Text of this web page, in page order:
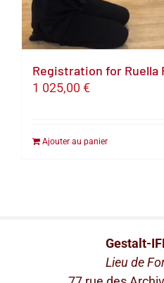
Registration for Ruella
1 025,00 €
Ajouter au panier
Gestalt-
Lieu de